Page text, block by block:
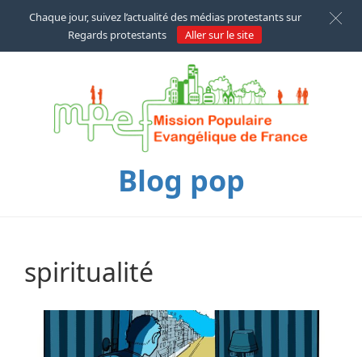
Blog pop
spiritualité
Chaque jour, suivez l’actualité des médias protestants sur
Regards protestants
Aller sur le site